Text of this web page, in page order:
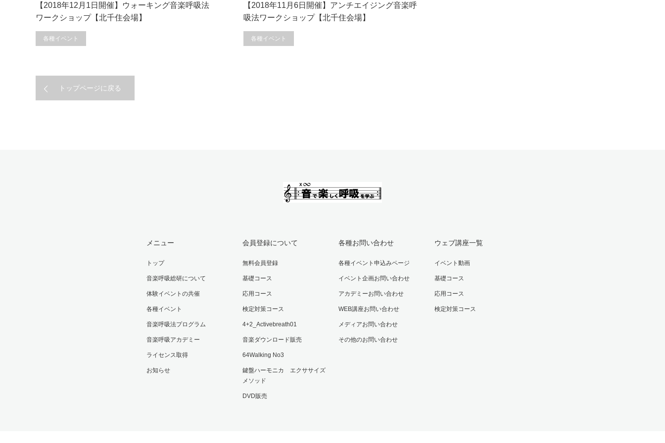
【2018年12月1日開催】ウォーキング音楽呼吸法
ワークショップ【北千住会場】
各種イベント
【2018年11月6日開催】アンチエイジング音楽呼
吸法ワークショップ【北千住会場】
各種イベント
トップページに戻る
メニュー
トップ
音楽呼吸総研について
体験イベントの共催
各種イベント
音楽呼吸法プログラム
音楽呼吸アカデミー
ライセンス取得
お知らせ
会員登録について
無料会員登録
基礎コース
応用コース
検定対策コース
4+2_Activebreath01
音楽ダウンロード販売
64Walking No3
鍵盤ハーモニカ エクササイズ
メソッド
DVD販売
各種お問い合わせ
各種イベント申込みページ
イベント企画お問い合わせ
アカデミーお問い合わせ
WEB講座お問い合わせ
メディアお問い合わせ
その他のお問い合わせ
ウェブ講座一覧
イベント動画
基礎コース
応用コース
検定対策コース